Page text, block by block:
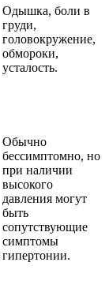
Одышка, боли в
груди,
головокружение,
обмороки,
усталость.
Обычно
бессимптомно, но
при наличии
высокого
давления могут
быть
сопутствующие
симптомы
гипертонии.